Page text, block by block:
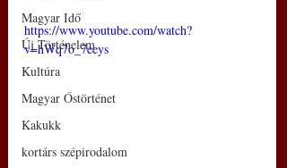
Magyar Idő
Új Történelem
Kultúra
Magyar Őstörténet
Kakukk
kortárs szépirodalom
https://www.youtube.com/watch?
v=hWq7o_7eeys